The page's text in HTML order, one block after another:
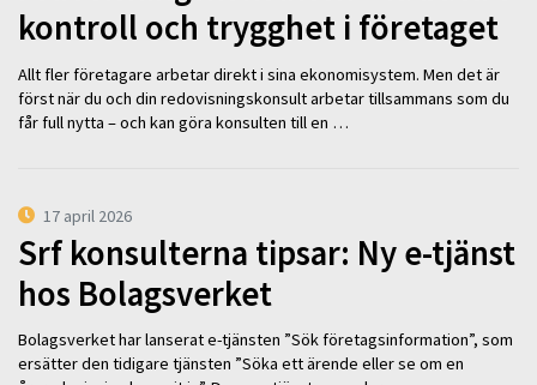
kontroll och trygghet i företaget
Allt fler företagare arbetar direkt i sina ekonomisystem. Men det är
först när du och din redovisningskonsult arbetar tillsammans som du
får full nytta – och kan göra konsulten till en …
17 april 2026
Srf konsulterna tipsar: Ny e-tjänst
hos Bolagsverket
Bolagsverket har lanserat e-tjänsten ”Sök företagsinformation”, som
ersätter den tidigare tjänsten ”Söka ett ärende eller se om en